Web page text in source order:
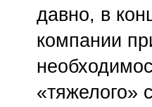
давно, в
компании
«тяжелого»